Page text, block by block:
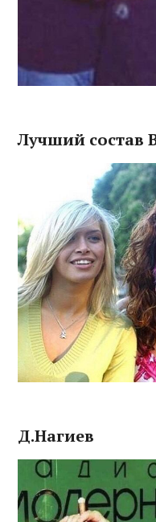
Лучший состав
Д.Нагиев